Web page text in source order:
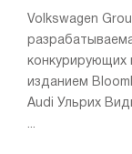
Volkswagen
конкурирующих
изданием
Audi Ульрих
...